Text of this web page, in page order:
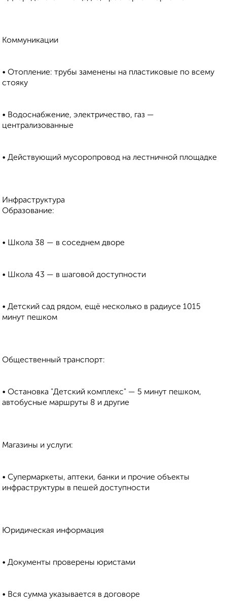
Коммуникации
• Отопление: трубы заменены на пластиковые по всему
стояку
• Водоснабжение, электричество, газ —
централизованные
• Действующий мусоропровод на лестничной площадке
Инфраструктура
Образование:
• Школа 38 — в соседнем дворе
• Школа 43 — в шаговой доступности
• Детский сад рядом, ещё несколько в радиусе 1015
минут пешком
Общественный транспорт:
• Остановка "Детский комплекс" — 5 минут пешком,
автобусные маршруты 8 и другие
Магазины и услуги:
• Супермаркеты, аптеки, банки и прочие объекты
инфраструктуры в пешей доступности
Юридическая информация
• Документы проверены юристами
• Вся сумма указывается в договоре